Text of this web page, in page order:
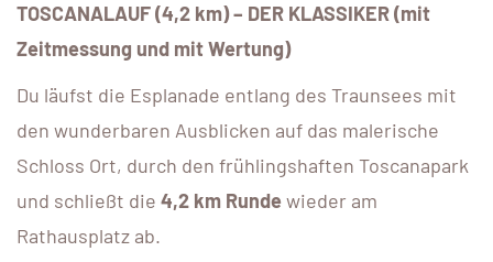
TOSCANALAUF (4,2 km) – DER KLASSIKER(mit
Zeitmessung und mit Wertung)
Du läufst die Esplanade entlang des Traunsees mit
den wunderbaren Ausblicken auf das malerische
Schloss Ort, durch den frühlingshaften Toscanapark
und schließt die 4,2 km Rundewieder am
Rathausplatz ab.